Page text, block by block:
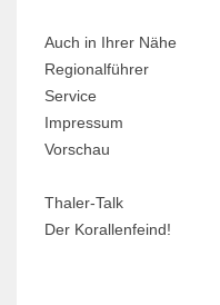
Auch in Ihrer Nähe
Regionalführer
Service
Impressum
Vorschau
Thaler-Talk
Der Korallenfeind!